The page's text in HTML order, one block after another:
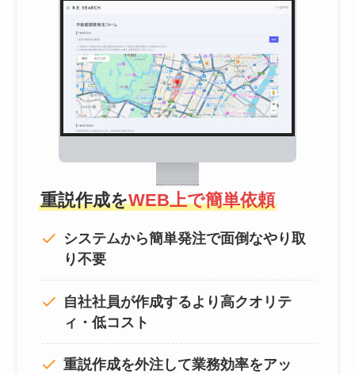
重説作成をWEB上で簡単依頼
システムから簡単発注で面倒なやり取
り不要
自社社員が作成するより高クオリテ
ィ・低コスト
重説作成を外注して業務効率をアッ